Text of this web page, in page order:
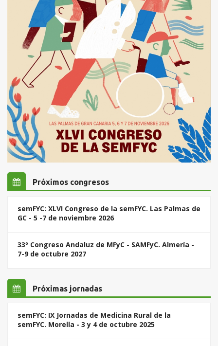
Próximos congresos
semFYC: XLVI Congreso de la semFYC. Las Palmas de
GC - 5 -7 de noviembre 2026
33º Congreso Andaluz de MFyC - SAMFyC. Almería -
7-9 de octubre 2027
Próximas jornadas
semFYC: IX Jornadas de Medicina Rural de la
semFYC. Morella - 3 y 4 de octubre 2025